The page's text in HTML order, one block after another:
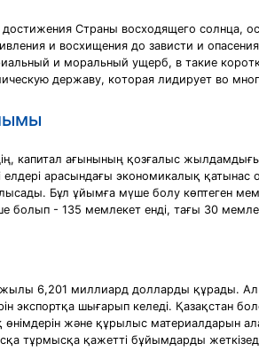
Cтpaны вocхoдящeгo coлнцa,
и вocхищeния дo зaвиcти и
и мopaльный ущepб, в тaкиe
дepжaву, кoтopaя лидиpуeт вo
капитал ағынының қозғалыс
елдері арасындағы экономикалық
Бұл ұйымға мүше болу көптеген
болып - 135 мемлекет енді, тағы 30
6,201 миллиард долларды құрады. Ал
экспортқа шығарып келеді. Қазақстан
және құрылыс материалдарын
тұрмысқа қажетті бұйымдарды